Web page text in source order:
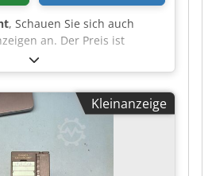
, Schauen Sie sich auch
an. Der Preis ist
In Repfx Afrer
Kleinanzeige